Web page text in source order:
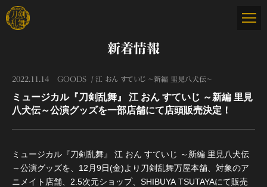
新着情報
2022.11.14 GOODS 江 おん すていじ ～新編 里見八犬伝～
ミュージカル『刀剣乱舞』 江 おん すていじ ～新編 里見
八犬伝～公演グッズを一部店舗にて店頭販売決定！
ミュージカル『刀剣乱舞』 江 おん すていじ ～新編 里見八犬伝
～公演グッズを、12月9日(金)より刀剣乱舞万屋本舗、対象のア
ニメイト店舗、2.5次元ショップ、SHIBUYA TSUTAYAにて販売